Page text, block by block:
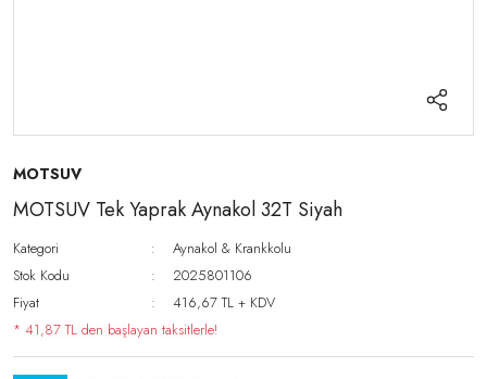
MOTSUV
MOTSUV Tek Yaprak Aynakol 32T Siyah
Kategori
Aynakol & Krankkolu
Stok Kodu
2025801106
Fiyat
416,67 TL + KDV
* 41,87 TL den başlayan taksitlerle!